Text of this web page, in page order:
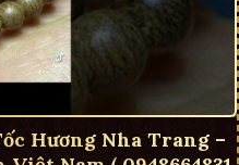
Hương Nha Trang –